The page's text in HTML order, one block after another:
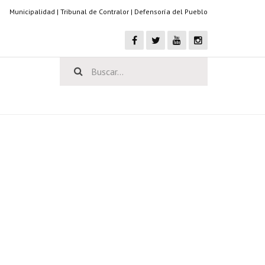
Municipalidad | Tribunal de Contralor | Defensoría del Pueblo